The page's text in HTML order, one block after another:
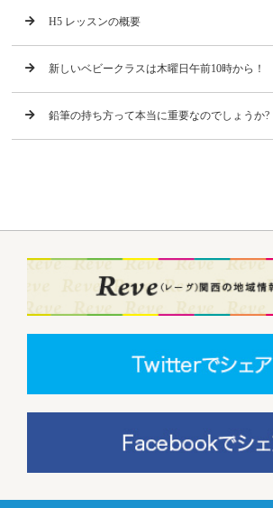
H5 レッスンの概要
新しいベビークラスは木曜日午前10時から！
鉛筆の持ち方って本当に重要なのでしょうか?